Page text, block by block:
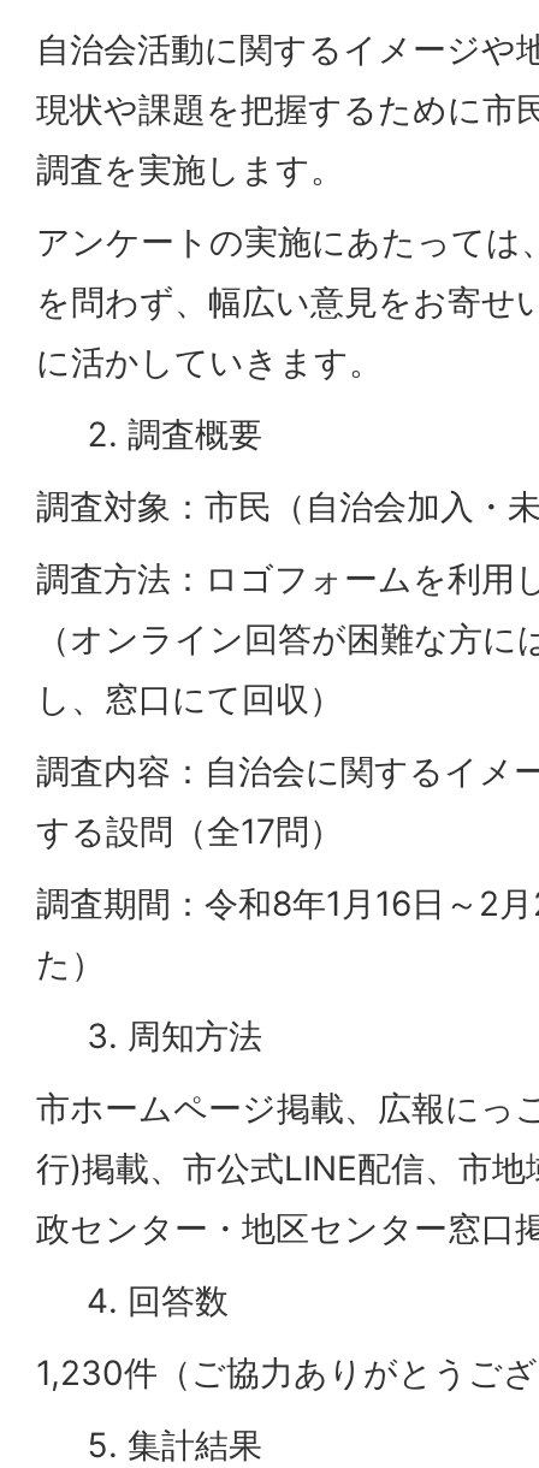
自治会活動に関するイメージや
現状や課題を把握するために市
調査を実施します。
アンケートの実施にあたっては
を問わず、幅広い意見をお寄せ
に活かしていきます。
調査概要
調査対象：市民（自治会加入・
調査方法：ロゴフォームを利用
（オンライン回答が困難な方に
し、窓口にて回収）
調査内容：自治会に関するイメ
する設問（全17問）
調査期間：令和8年1月16日～2
た）
周知方法
市ホームページ掲載、広報にっ
行)掲載、市公式LINE配信、市
政センター・地区センター窓口
回答数
1,230件（ご協力ありがとうご
集計結果